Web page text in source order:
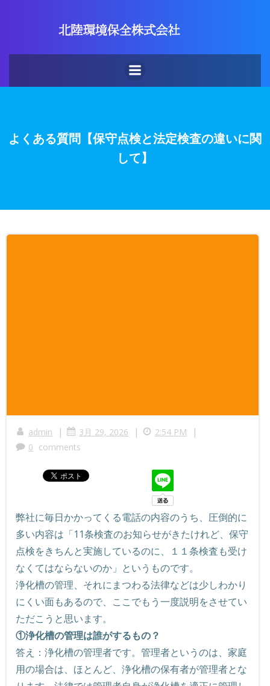
よくある質問【保守点検と法定検査の違いに関
して】
admin | 3月 29, 2026 | 2:54 PM |
0 comments
弊社に毎日かかってくる電話の内容のうち、圧倒的に
多い内容は「11条検査のお知らせがきたけれど、保守
点検をきちんと実施しているのに、１１条検査も受け
なくてはならないのか」というものです。
浄化槽の管理、それにまつわる法律などは少しわかり
にくい面もあるので、ここでもう一度説明をさせてい
ただこうと思います。
①浄化槽の管理は誰がするもの？
答え：浄化槽の管理者です。管理者というのは、家庭
用の場合は、ほとんど、浄化槽の保有者が管理者とな